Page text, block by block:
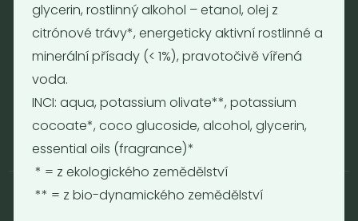
Provozní informace
Obchodní podmínky
Kolektiv
glycerin, rostlinný alkohol – etanol, olej z
citrónové trávy*, energeticky aktivní rostlinné a
minerální přísady (< 1%), pravotočivě vířená
voda.
INCI: aqua, potassium olivate**, potassium
cocoate*, coco glucoside, alcohol, glycerin,
essential oils (fragrance)*
* = z ekologického zemědělství
** = z bio-dynamického zemědělství